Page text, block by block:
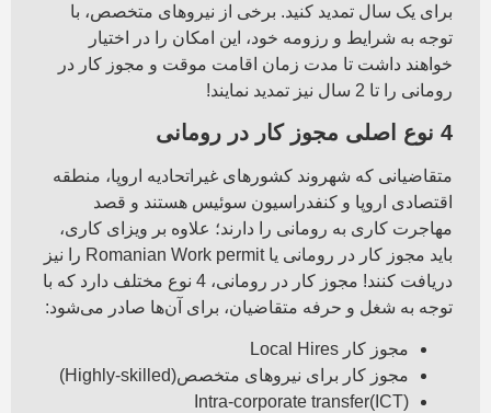
برای یک سال تمدید کنید. برخی از نیروهای متخصص، با
توجه به شرایط و رزومه خود، این امکان را در اختیار
خواهند داشت تا مدت زمان اقامت موقت و مجوز کار در
رومانی را تا 2 سال نیز تمدید نمایند!
4 نوع اصلی مجوز کار در رومانی
متقاضیانی که شهروند کشورهای غیراتحادیه اروپا، منطقه
اقتصادی اروپا و کنفدراسیون سوئیس هستند و قصد
مهاجرت کاری به رومانی را دارند؛ علاوه بر ویزای کاری،
باید مجوز کار در رومانی یا Romanian Work permit را نیز
دریافت کنند! مجوز کار در رومانی، 4 نوع مختلف دارد که با
توجه به شغل و حرفه متقاضیان، برای آن‌ها صادر می‌شود:
مجوز کار Local Hires
مجوز کار برای نیروهای متخصص(Highly-skilled)
Intra-corporate transfer(ICT)